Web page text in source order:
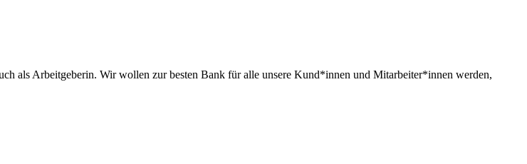
Arbeitgeberin. Wir wollen zur besten Bank für alle unsere Kund*innen und Mitarbeiter*innen werden,